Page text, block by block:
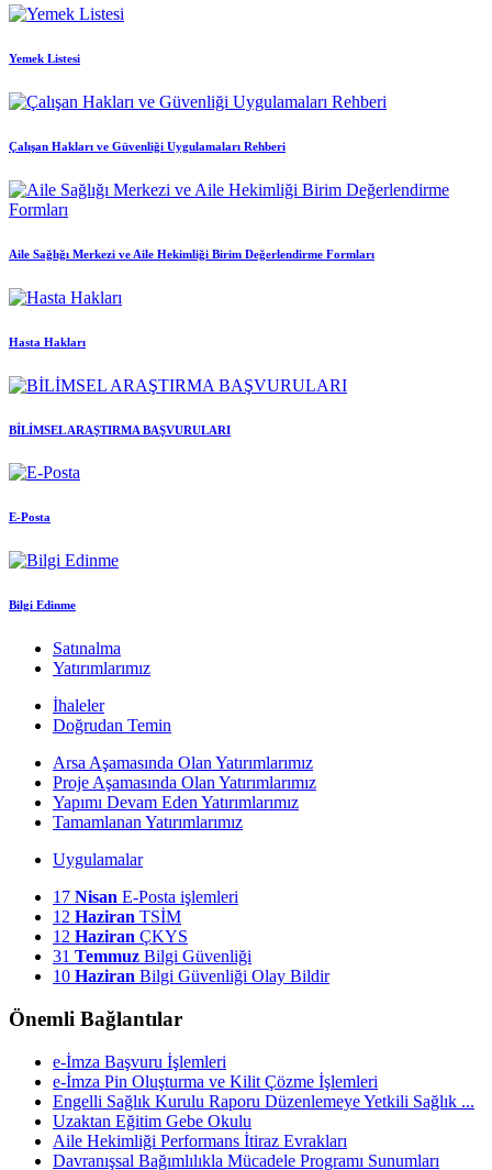
Yemek Listesi
Çalışan Hakları ve Güvenliği Uygulamaları Rehberi
Aile Sağlığı Merkezi ve Aile Hekimliği Birim Değerlendirme Formları
Hasta Hakları
BİLİMSEL ARAŞTIRMA BAŞVURULARI
E-Posta
Bilgi Edinme
Satınalma
Yatırımlarımız
İhaleler
Doğrudan Temin
Arsa Aşamasında Olan Yatırımlarımız
Proje Aşamasında Olan Yatırımlarımız
Yapımı Devam Eden Yatırımlarımız
Tamamlanan Yatırımlarımız
Uygulamalar
17 Nisan E-Posta işlemleri
12 Haziran TSİM
12 Haziran ÇKYS
31 Temmuz Bilgi Güvenliği
10 Haziran Bilgi Güvenliği Olay Bildir
Önemli Bağlantılar
e-İmza Başvuru İşlemleri
e-İmza Pin Oluşturma ve Kilit Çözme İşlemleri
Engelli Sağlık Kurulu Raporu Düzenlemeye Yetkili Sağlık ...
Uzaktan Eğitim Gebe Okulu
Aile Hekimliği Performans İtiraz Evrakları
Davranışsal Bağımlılıkla Mücadele Programı Sunumları